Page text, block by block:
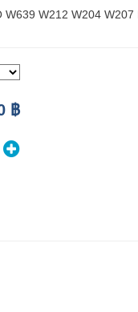
W212 W204
฿